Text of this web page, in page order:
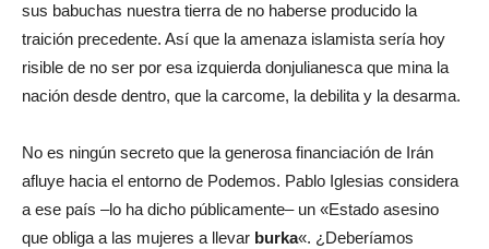
sus babuchas nuestra tierra de no haberse producido la
traición precedente. Así que la amenaza islamista sería hoy
risible de no ser por esa izquierda donjulianesca que mina la
nación desde dentro, que la carcome, la debilita y la desarma.
No es ningún secreto que la generosa financiación de Irán
afluye hacia el entorno de Podemos. Pablo Iglesias considera
a ese país –lo ha dicho públicamente– un «Estado asesino
que obliga a las mujeres a llevar burka«. ¿Deberíamos